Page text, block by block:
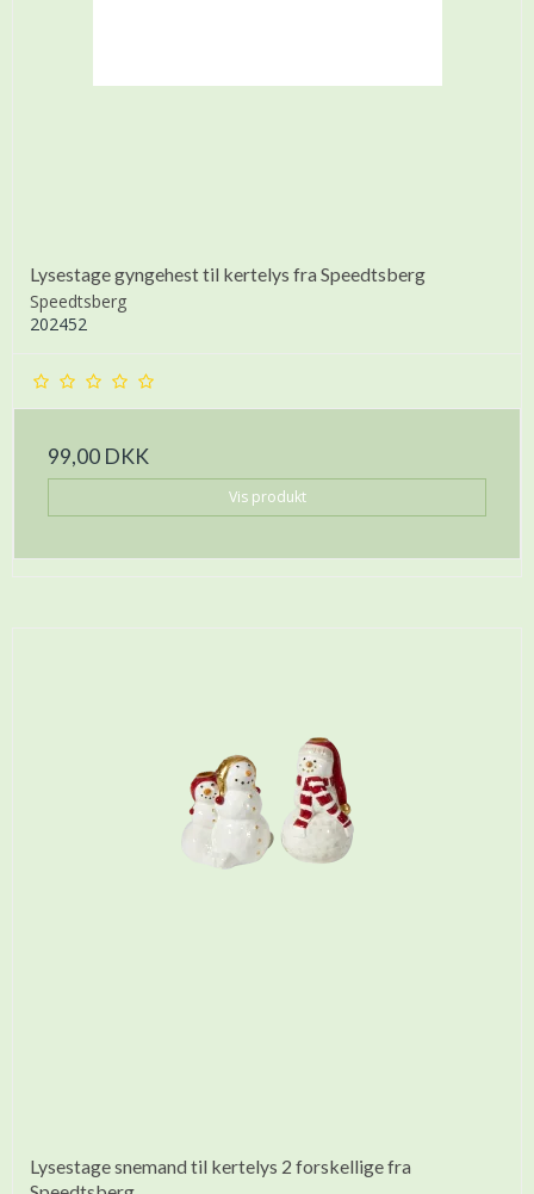
Lysestage gyngehest til kertelys fra Speedtsberg
Speedtsberg
202452
99,00 DKK
Vis produkt
Lysestage snemand til kertelys 2 forskellige fra